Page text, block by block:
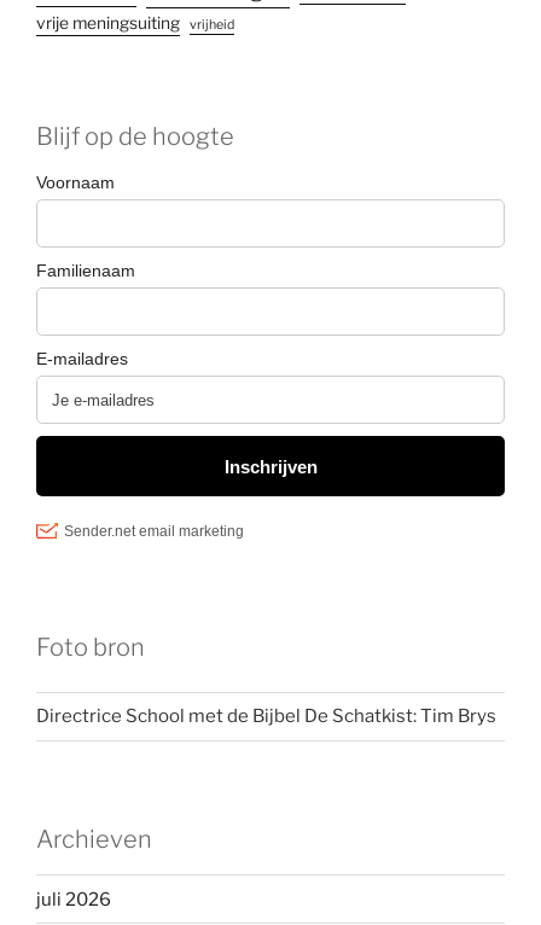
vrije meningsuiting
vrijheid
Blijf op de hoogte
Foto bron
Directrice School met de Bijbel De Schatkist: Tim Brys
Archieven
juli 2026